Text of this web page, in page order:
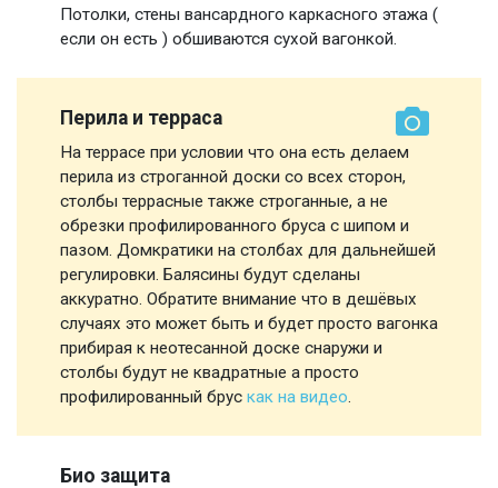
Потолки, стены вансардного каркасного этажа (
если он есть ) обшиваются сухой вагонкой.
Перила и терраса
На террасе при условии что она есть делаем
перила из строганной доски со всех сторон,
столбы террасные также строганные, а не
обрезки профилированного бруса с шипом и
пазом. Домкратики на столбах для дальнейшей
регулировки. Балясины будут сделаны
аккуратно. Обратите внимание что в дешёвых
случаях это может быть и будет просто вагонка
прибирая к неотесанной доске снаружи и
столбы будут не квадратные а просто
профилированный брус как на видео.
Био защита